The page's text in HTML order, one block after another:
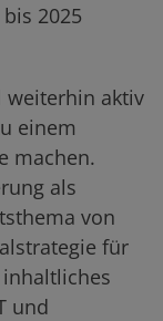
2025
weiterhin aktiv
einem
machen.
als
von
für
und